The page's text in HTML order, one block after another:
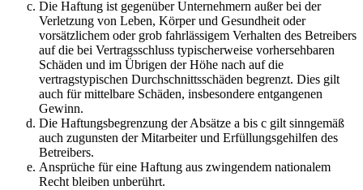
Die Haftung ist gegenüber Unternehmern außer bei der
Verletzung von Leben, Körper und Gesundheit oder
vorsätzlichem oder grob fahrlässigem Verhalten des Betreibers
auf die bei Vertragsschluss typischerweise vorhersehbaren
Schäden und im Übrigen der Höhe nach auf die
vertragstypischen Durchschnittsschäden begrenzt. Dies gilt
auch für mittelbare Schäden, insbesondere entgangenen
Gewinn.
Die Haftungsbegrenzung der Absätze a bis c gilt sinngemäß
auch zugunsten der Mitarbeiter und Erfüllungsgehilfen des
Betreibers.
Ansprüche für eine Haftung aus zwingendem nationalem
Recht bleiben unberührt.